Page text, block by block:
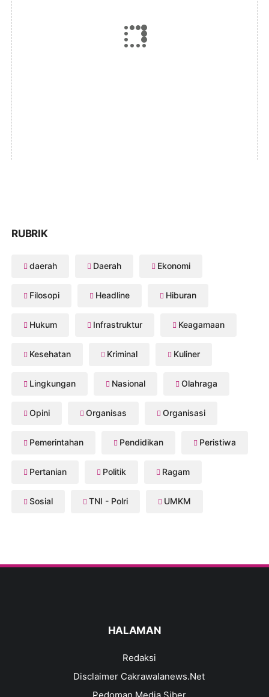
RUBRIK
daerah Daerah Ekonomi
Filosopi Headline Hiburan
Hukum Infrastruktur Keagamaan
Kesehatan Kriminal Kuliner
Lingkungan Nasional Olahraga
Opini Organisas Organisasi
Pemerintahan Pendidikan Peristiwa
Pertanian Politik Ragam
Sosial TNI - Polri UMKM
HALAMAN
Redaksi
Disclaimer Cakrawalanews.Net
Pedoman Media Siber